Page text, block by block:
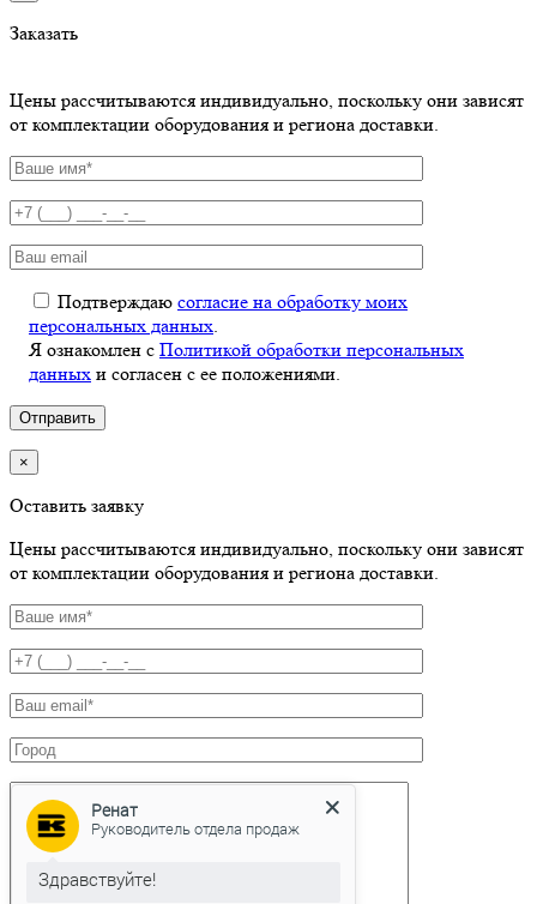
Заказать
Цены рассчитываются индивидуально, поскольку они зависят
от комплектации оборудования и региона доставки.
Подтверждаю согласие на обработку моих
персональных данных
Я ознакомлен с Политикой обработки персональных
данных и согласен с ее положениями.
×
Оставить заявку
Цены рассчитываются индивидуально, поскольку они зависят
от комплектации оборудования и региона доставки.
Ренат
Руководитель отдела продаж
Здравствуйте!